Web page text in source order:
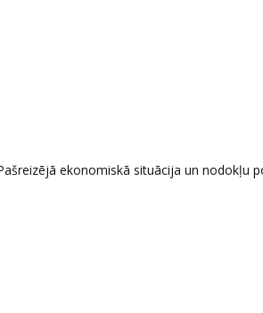
ekonomiskā situācija un nodokļu